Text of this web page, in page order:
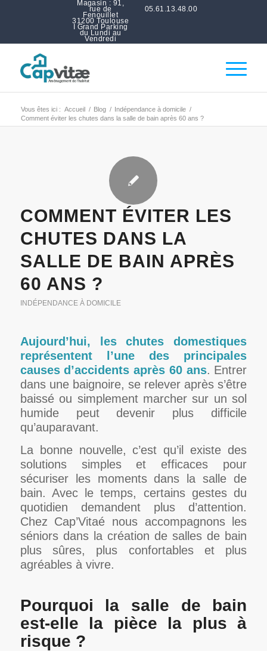
Magasin : 91,
rue de
Fenouillet
31200 Toulouse
I Grand Parking
du Lundi au
Vendredi
05.61.13.48.00
Vous êtes ici : Accueil / Blog / Indépendance à domicile /
Comment éviter les chutes dans la salle de bain après 60 ans ?
COMMENT ÉVITER LES
CHUTES DANS LA
SALLE DE BAIN APRÈS
60 ANS ?
INDÉPENDANCE À DOMICILE
Aujourd’hui, les chutes domestiques
représentent l’une des principales
causes d’accidents après 60 ans. Entrer
dans une baignoire, se relever après s’être
baissé ou simplement marcher sur un sol
humide peut devenir plus difficile
qu’auparavant.
La bonne nouvelle, c’est qu’il existe des
solutions simples et efficaces pour
sécuriser les moments dans la salle de
bain. Avec le temps, certains gestes du
quotidien demandent plus d’attention.
Chez Cap’Vitaé nous accompagnons les
séniors dans la création de salles de bain
plus sûres, plus confortables et plus
agréables à vivre.
Pourquoi la salle de bain
est-elle la pièce la plus à
risque ?